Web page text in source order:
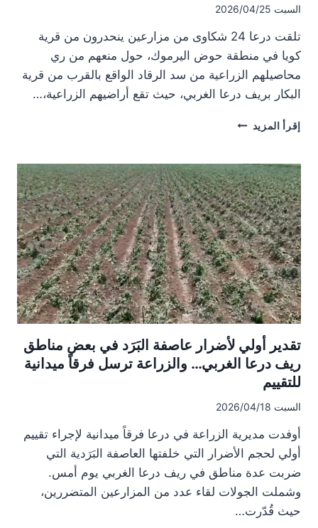
السبت 2026/04/25
تلقت درعا 24 شكاوى من مزارعين ينحدرون من قرية
كويا في منطقة حوض اليرموك، حول منعهم من ري
محاصيلهم الزراعية من سد الرقاد الواقع بالقرب من قرية
البكار بريف درعا الغربي، حيث تقع أراضيهم الزراعية،…
إقرأ المزيد مزارعون
درعا
الغربي
يشكون
منع
ري
محاصيلهم
من
مياه
سد
الرقاد
تقدير أولي لأضرار عاصفة البَرَد في بعض مناطق
ريف درعا الغربي… والزراعة ترسل فرقاً ميدانية
للتقييم
السبت 2026/04/18
أوفدت مديرية الزراعة في درعا فرقاً ميدانية لإجراء تقييم
أولي لحجم الأضرار التي خلفتها العاصفة البَرَدية التي
ضربت عدة مناطق في ريف درعا الغربي يوم أمس.
وشملت الجولات لقاء عدد من المزارعين المتضررين،
حيث قُدّرت…